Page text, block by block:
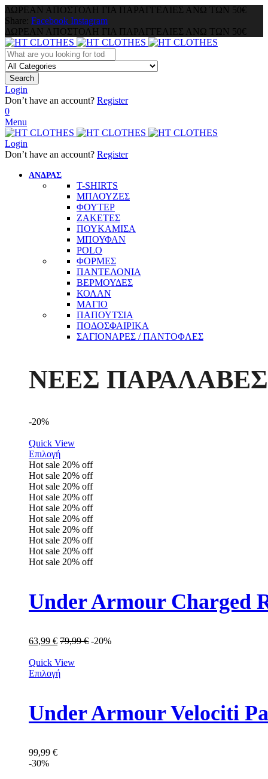
ΔΩΡΕΑΝ ΑΠΟΣΤΟΛΗ ΓΙΑ ΠΑΡΑΓΓΕΛΙΕΣ ΑΝΩ ΤΩΝ 50€
Share: Facebook Instagram
ΔΩΡΕΑΝ ΑΠΟΣΤΟΛΗ ΓΙΑ ΠΑΡΑΓΓΕΛΙΕΣ ΑΝΩ ΤΩΝ 50€
Search
Login
Don’t have an account? Register
0
Menu
Login
Don’t have an account? Register
ΑΝΔΡΑΣ
T-SHIRTS
ΜΠΛΟΥΖΕΣ
ΦΟΥΤΕΡ
ΖΑΚΕΤΕΣ
ΠΟΥΚΑΜΙΣΑ
ΜΠΟΥΦΑΝ
POLO
ΦΟΡΜΕΣ
ΠΑΝΤΕΛΟΝΙΑ
ΒΕΡΜΟΥΔΕΣ
ΚΟΛΑΝ
ΜΑΓΙΟ
ΠΑΠΟΥΤΣΙΑ
ΠΟΔΟΣΦΑΙΡΙΚΑ
ΣΑΓΙΟΝΑΡΕΣ / ΠΑΝΤΟΦΛΕΣ
ΝΕΕΣ ΠΑΡΑΛΑΒΕΣ
-20%
Quick View
Επιλογή
Hot sale 20% off
Hot sale 20% off
Hot sale 20% off
Hot sale 20% off
Hot sale 20% off
Hot sale 20% off
Hot sale 20% off
Hot sale 20% off
Hot sale 20% off
Hot sale 20% off
Under Armour Charged
63,99 € 79,99€ -20%
Quick View
Επιλογή
Under Armour Velociti
99,99 €
-30%